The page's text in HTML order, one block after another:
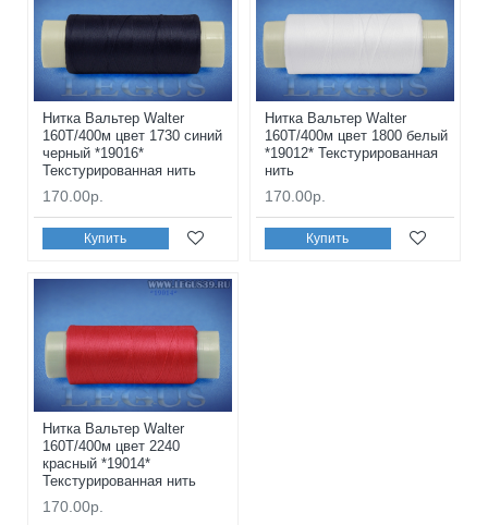
Нитка Вальтер Walter
160T/400м цвет 1730 синий
черный *19016*
Текстурированная нить
170.00р.
Купить
Нитка Вальтер Walter
160T/400м цвет 1800 белый
*19012* Текстурированная
нить
170.00р.
Купить
Нитка Вальтер Walter
160T/400м цвет 2240
красный *19014*
Текстурированная нить
170.00р.